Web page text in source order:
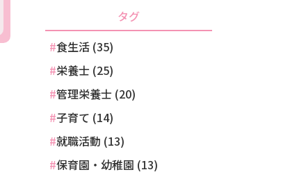
タグ
食生活 (35)
栄養士 (25)
管理栄養士 (20)
子育て (14)
就職活動 (13)
保育園・幼稚園 (13)